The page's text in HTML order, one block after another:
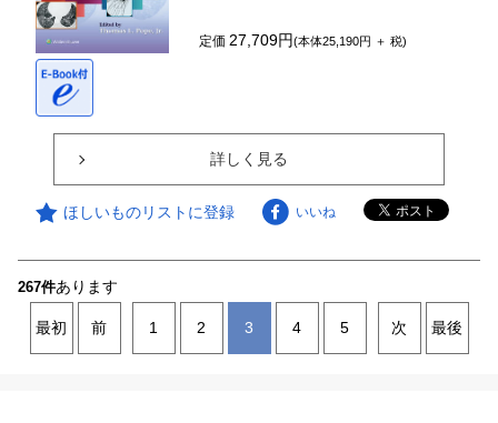
定価 27,709円(本体25,190円 ＋ 税)
詳しく見る
ほしいものリストに登録 いいね
267件あります
最初 前 1 2 3 4 5 次 最後